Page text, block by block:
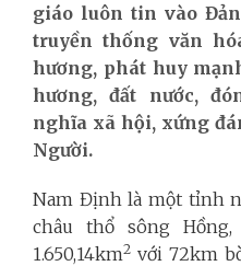
giáo luôn tin vào
truyền thống văn
hương, phát huy
hương, đất nước,
nghĩa xã hội, xứng
Người.
Nam Định là một tỉnh
châu thổ sông
1.650,14km2 với 72km